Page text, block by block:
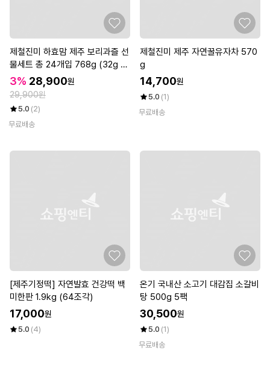
제철진미 하효맘 제주 보리과즐 선
물세트 총 24개입 768g (32g x
8개입 x 3봉)
3% 28,900원
29,900원
5.0 (2)
무료배송
제철진미 제주 자연꿀유자차 570
g
14,700원
5.0 (1)
무료배송
[제주기정떡] 자연발효 건강떡 백
미한판 1.9kg (64조각)
17,000원
5.0 (4)
온기 국내산 소고기 대감집 소갈비
탕 500g 5팩
30,500원
5.0 (1)
무료배송